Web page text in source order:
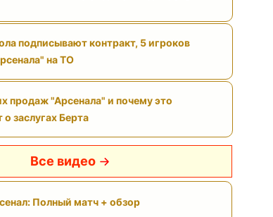
подписывают контракт, 5 игроков
на ТО
продаж "Арсенала" и почему это
о заслугах Берта
Все видео
Полный матч + обзор